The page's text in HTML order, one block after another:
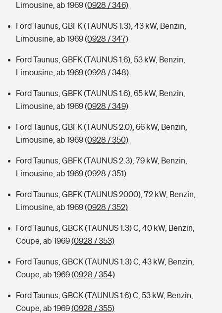
Limousine, ab 1969(0928 / 346)
Ford Taunus, GBFK (TAUNUS 1.3), 43 kW, Benzin,
Limousine, ab 1969(0928 / 347)
Ford Taunus, GBFK (TAUNUS 1.6), 53 kW, Benzin,
Limousine, ab 1969(0928 / 348)
Ford Taunus, GBFK (TAUNUS 1.6), 65 kW, Benzin,
Limousine, ab 1969(0928 / 349)
Ford Taunus, GBFK (TAUNUS 2.0), 66 kW, Benzin,
Limousine, ab 1969(0928 / 350)
Ford Taunus, GBFK (TAUNUS 2.3), 79 kW, Benzin,
Limousine, ab 1969(0928 / 351)
Ford Taunus, GBFK (TAUNUS 2000), 72 kW, Benzin,
Limousine, ab 1969(0928 / 352)
Ford Taunus, GBCK (TAUNUS 1.3) C, 40 kW, Benzin,
Coupe, ab 1969(0928 / 353)
Ford Taunus, GBCK (TAUNUS 1.3) C, 43 kW, Benzin,
Coupe, ab 1969(0928 / 354)
Ford Taunus, GBCK (TAUNUS 1.6) C, 53 kW, Benzin,
Coupe, ab 1969(0928 / 355)